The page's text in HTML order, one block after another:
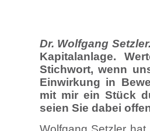
Dr. Wolfgang
Kapitalanlage.
Stichwort, wenn
Einwirkung in
mit mir ein Stück
seien Sie dabei